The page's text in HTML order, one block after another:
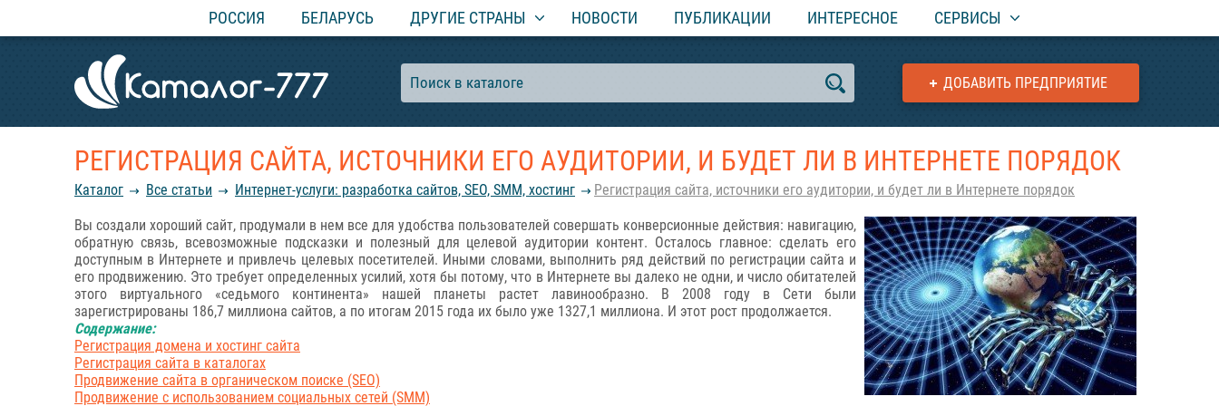
РОССИЯ БЕЛАРУСЬ ДРУГИЕ СТРАНЫ НОВОСТИ ПУБЛИКАЦИИ ИНТЕРЕСНОЕ СЕРВИСЫ
ДОБАВИТЬ ПРЕДПРИЯТИЕ
РЕГИСТРАЦИЯ САЙТА, ИСТОЧНИКИ ЕГО АУДИТОРИИ, И БУДЕТ ЛИ В ИНТЕРНЕТЕ ПОРЯДОК
Каталог Все статьи Интернет-услуги: разработка сайтов, SEO, SMM, хостинг Регистрация сайта, источники его аудитории, и будет ли в Интернете порядок
Вы создали хороший сайт, продумали в нем все для удобства пользователей совершать конверсионные действия: навигацию,
обратную связь, всевозможные подсказки и полезный для целевой аудитории контент. Осталось главное: сделать его
доступным в Интернете и привлечь целевых посетителей. Иными словами, выполнить ряд действий по регистрации сайта и
его продвижению. Это требует определенных усилий, хотя бы потому, что в Интернете вы далеко не одни, и число обитателей
этого виртуального «седьмого континента» нашей планеты растет лавинообразно. В 2008 году в Сети были
зарегистрированы 186,7 миллиона сайтов, а по итогам 2015 года их было уже 1327,1 миллиона. И этот рост продолжается.
Содержание:
Регистрация домена и хостинг сайта
Регистрация сайта в каталогах
Продвижение сайта в органическом поиске (SEO)
Продвижение с использованием социальных сетей (SMM)